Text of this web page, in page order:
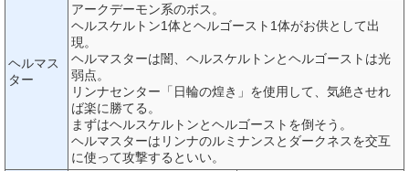
ヘルマス
ター
アークデーモン系のボス。
ヘルスケルトン1体とヘルゴースト1体がお供として出
現。
ヘルマスターは闇、ヘルスケルトンとヘルゴーストは光
弱点。
リンナセンター「日輪の煌き」を使用して、気絶させれ
ば楽に勝てる。
まずはヘルスケルトンとヘルゴーストを倒そう。
ヘルマスターはリンナのルミナンスとダークネスを交互
に使って攻撃するといい。